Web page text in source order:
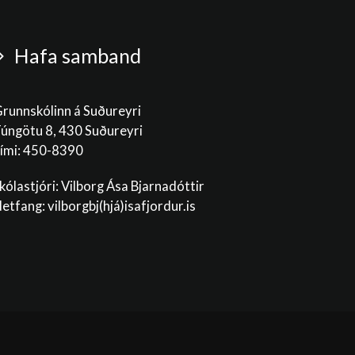
Hafa samband
á Suðureyri
8, 430 Suðureyri
450-8390
Vilborg Ása Bjarnadóttir
vilborgbj(hjá)isafjordur.is